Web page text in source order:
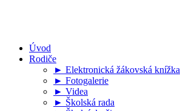
Úvod
Rodiče
► Elektronická žákovská knížka
► Fotogalerie
► Videa
► Školská rada